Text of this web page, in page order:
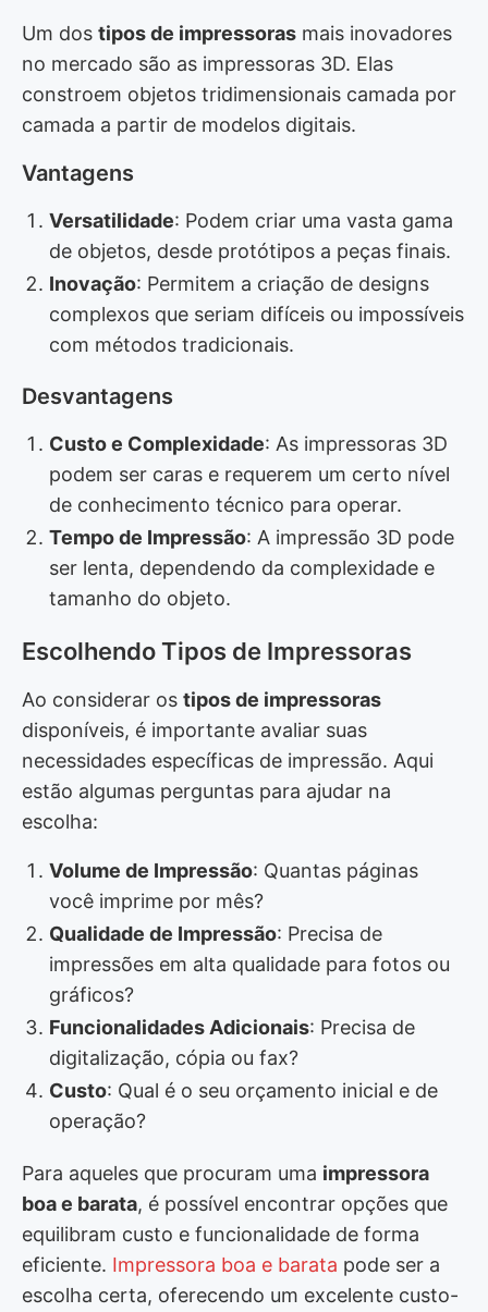
Um dos tipos de impressoras mais inovadores
no mercado são as impressoras 3D. Elas
constroem objetos tridimensionais camada por
camada a partir de modelos digitais.
Vantagens
Versatilidade: Podem criar uma vasta gama
de objetos, desde protótipos a peças finais.
Inovação: Permitem a criação de designs
complexos que seriam difíceis ou impossíveis
com métodos tradicionais.
Desvantagens
Custo e Complexidade: As impressoras 3D
podem ser caras e requerem um certo nível
de conhecimento técnico para operar.
Tempo de Impressão: A impressão 3D pode
ser lenta, dependendo da complexidade e
tamanho do objeto.
Escolhendo Tipos de Impressoras
Ao considerar os tipos de impressoras
disponíveis, é importante avaliar suas
necessidades específicas de impressão. Aqui
estão algumas perguntas para ajudar na
escolha:
Volume de Impressão: Quantas páginas
você imprime por mês?
Qualidade de Impressão: Precisa de
impressões em alta qualidade para fotos ou
gráficos?
Funcionalidades Adicionais: Precisa de
digitalização, cópia ou fax?
Custo: Qual é o seu orçamento inicial e de
operação?
Para aqueles que procuram uma impressora
boa e barata, é possível encontrar opções que
equilibram custo e funcionalidade de forma
eficiente. Impressora boa e barata pode ser a
escolha certa, oferecendo um excelente custo-